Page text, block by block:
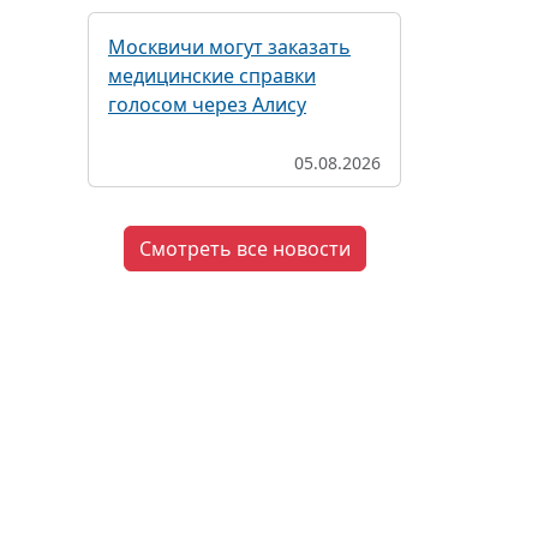
Москвичи могут заказать
медицинские справки
голосом через Алису
05.08.2026
Смотреть все новости